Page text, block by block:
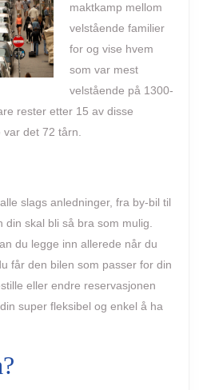
maktkamp mellom
velstående familier
for og vise hvem
som var mest
velstående på 1300-
rester etter 15 av disse
det 72 tårn.
slags anledninger, fra by-bil til
skal bli så bra som mulig.
du legge inn allerede når du
får den bilen som passer for din
eller endre reservasjonen
super fleksibel og enkel å ha